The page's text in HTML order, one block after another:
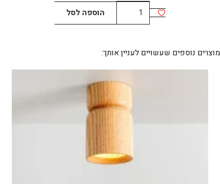
כמות
של
4
הוספה לסל
מוצרים נוספים שעשויים לעניין אותך: